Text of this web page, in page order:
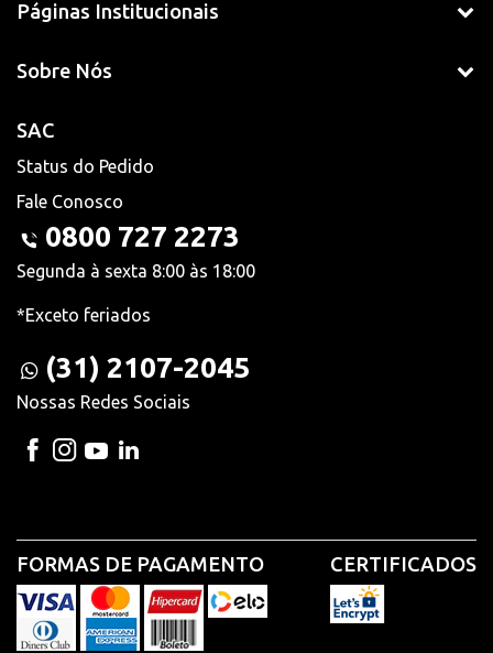
Páginas Institucionais
Sobre Nós
SAC
Status do Pedido
Fale Conosco
0800 727 2273
Segunda à sexta 8:00 às 18:00
*Exceto feriados
(31) 2107-2045
Nossas Redes Sociais
FORMAS DE PAGAMENTO CERTIFICADOS